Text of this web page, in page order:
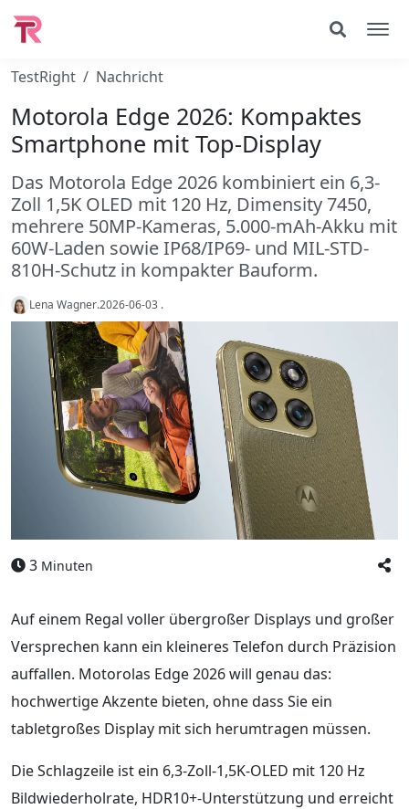
TestRight Nachricht
Motorola Edge 2026: Kompaktes
Smartphone mit Top-Display
Das Motorola Edge 2026 kombiniert ein 6,3-
Zoll 1,5K OLED mit 120 Hz, Dimensity 7450,
mehrere 50MP-Kameras, 5.000-mAh-Akku mit
60W-Laden sowie IP68/IP69- und MIL-STD-
810H-Schutz in kompakter Bauform.
Lena Wagner.2026-06-03 .
3 Minuten
Auf einem Regal voller übergroßer Displays und großer
Versprechen kann ein kleineres Telefon durch Präzision
auffallen. Motorolas Edge 2026 will genau das:
hochwertige Akzente bieten, ohne dass Sie ein
tabletgroßes Display mit sich herumtragen müssen.
Die Schlagzeile ist ein 6,3-Zoll-1,5K-OLED mit 120 Hz
Bildwiederholrate, HDR10+-Unterstützung und erreicht